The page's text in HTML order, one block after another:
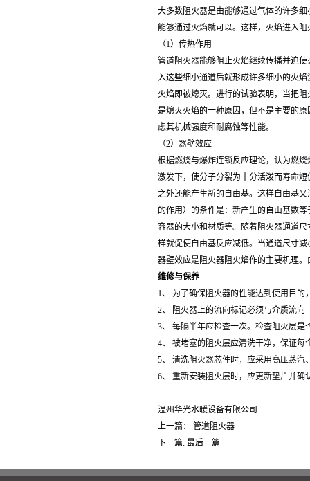
大多数阻火器是由能够通过气体的许多
能够通过火焰就可以。这样，火焰进入
（1）传热作用
管道阻火器能够阻止火焰继续传播并迫
入这些细小通道后就形成许多细小的火
火焰即被熄灭。进行的试验表明，当把
是熄灭火焰的一种原因，但不是主要的
虑其机械强度和耐腐蚀等性能。
（2）器壁效应
根据燃烧与爆炸连锁反应理论，认为燃
激发下，使分子分裂为十分活泼而寿命
之外还能产生新的自由基。这样自由基
的作用）的条件是：新产生的自由基数
容器的大小和材质等。随着阻火器通道
样就促使自由基反应减低。当通道尺寸
器壁效应是阻火器阻火焰作的主要机理
维修与保养
1、 为了确保阻火器的性能达到使用目
2、 阻火器上的流向标记必须与介质流向
3、 每隔半年应检查一次。检查阻火层是
4、 被堵塞的阻火层应清洗干净，保证
5、 清洗阻火器芯件时，应采用高压蒸
6、 重新安装阻火层时，应更新垫片并
温州华光水暖设备有限公司
上一篇： 管道阻火器
下一篇: 最后一篇